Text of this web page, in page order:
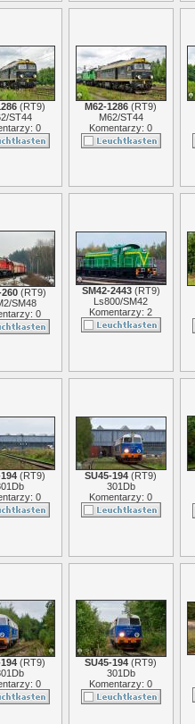
(RT9)
ST44
0
M62-1286 (RT9)
M62/ST44
Komentarzy: 0
(RT9)
SM48
0
SM42-2443(RT9)
Ls800/SM42
Komentarzy: 2
(RT9)
0
SU45-194 (RT9)
301Db
Komentarzy: 0
(RT9)
0
SU45-194 (RT9)
301Db
Komentarzy: 0